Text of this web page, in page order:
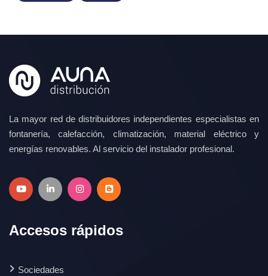
La mayor red de distribuidores independientes especialistas en
fontanería, calefacción, climatización, material eléctrico y
energías renovables. Al servicio del instalador profesional.
Accesos rápidos
Sociedades